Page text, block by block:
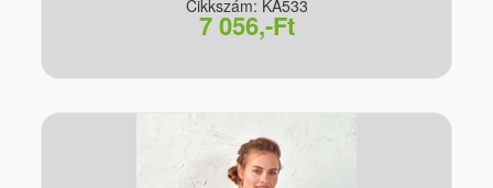
Cikkszám: KA533
7 056,-Ft